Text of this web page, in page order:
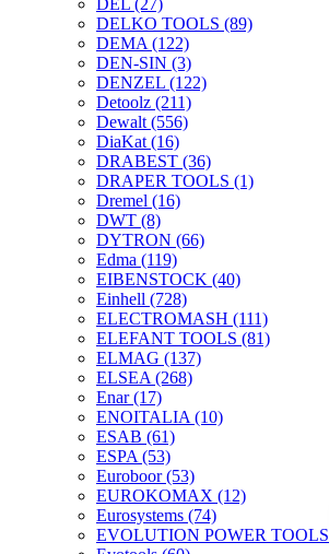
DEL (27)
DELKO TOOLS (89)
DEMA (122)
DEN-SIN (3)
DENZEL (122)
Detoolz (211)
Dewalt (556)
DiaKat (16)
DRABEST (36)
DRAPER TOOLS (1)
Dremel (16)
DWT (8)
DYTRON (66)
Edma (119)
EIBENSTOCK (40)
Einhell (728)
ELECTROMASH (111)
ELEFANT TOOLS (81)
ELMAG (137)
ELSEA (268)
Enar(17)
ENOITALIA (10)
ESAB (61)
ESPA (53)
Euroboor(53)
EUROKOMAX (12)
Eurosystems (74)
EVOLUTION POWER TOOLS